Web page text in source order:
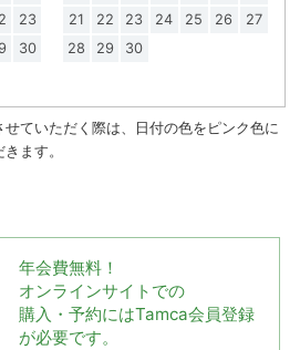
23
30
21
22 23 24 25 26
27
28
29 30
ていただく際は、日付の色をピンク色に
ます。
年会費無料！
オンラインサイトでの
購入・予約にはTamca会員登録
が必要です。